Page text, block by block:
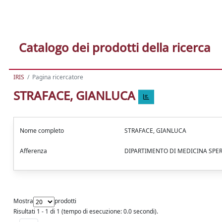
Catalogo dei prodotti della ricerca
IRIS Pagina ricercatore
STRAFACE, GIANLUCA
Nome completo STRAFACE, GIANLUCA
Afferenza DIPARTIMENTO DI MEDICINA
Mostra
prodotti
Risultati 1 - 1 di 1 (tempo di esecuzione: 0.0 secondi).